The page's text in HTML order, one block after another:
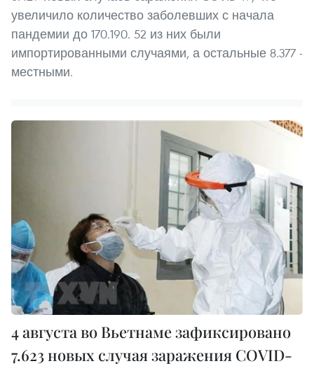
увеличило количество заболевших с начала
пандемии до 170.190. 52 из них были
импортированными случаями, а остальные 8.377 -
местными.
4 августа во Вьетнаме зафиксировано
7.623 новых случая заражения COVID-